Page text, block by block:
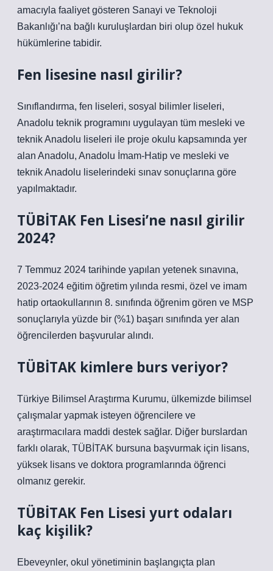
amacıyla faaliyet gösteren Sanayi ve Teknoloji
Bakanlığı’na bağlı kuruluşlardan biri olup özel hukuk
hükümlerine tabidir.
Fen lisesine nasıl girilir?
Sınıflandırma, fen liseleri, sosyal bilimler liseleri,
Anadolu teknik programını uygulayan tüm mesleki ve
teknik Anadolu liseleri ile proje okulu kapsamında yer
alan Anadolu, Anadolu İmam-Hatip ve mesleki ve
teknik Anadolu liselerindeki sınav sonuçlarına göre
yapılmaktadır.
TÜBİTAK Fen Lisesi’ne nasıl girilir
2024?
7 Temmuz 2024 tarihinde yapılan yetenek sınavına,
2023-2024 eğitim öğretim yılında resmi, özel ve imam
hatip ortaokullarının 8. sınıfında öğrenim gören ve MSP
sonuçlarıyla yüzde bir (%1) başarı sınıfında yer alan
öğrencilerden başvurular alındı.
TÜBİTAK kimlere burs veriyor?
Türkiye Bilimsel Araştırma Kurumu, ülkemizde bilimsel
çalışmalar yapmak isteyen öğrencilere ve
araştırmacılara maddi destek sağlar. Diğer burslardan
farklı olarak, TÜBİTAK bursuna başvurmak için lisans,
yüksek lisans ve doktora programlarında öğrenci
olmanız gerekir.
TÜBİTAK Fen Lisesi yurt odaları
kaç kişilik?
Ebeveynler, okul yönetiminin başlangıçta plan